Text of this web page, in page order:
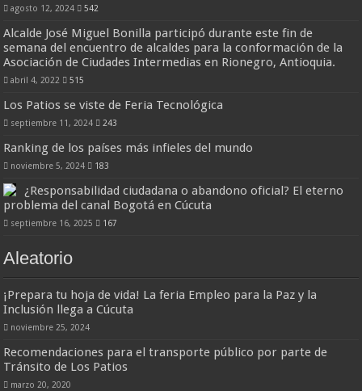
agosto 12, 2024 542
Alcalde José Miguel Bonilla participó durante este fin de
semana del encuentro de alcaldes para la conformación de la
Asociación de Ciudades Intermedias en Rionegro, Antioquia.
abril 4, 2022 515
Los Patios se viste de Feria Tecnológica
septiembre 11, 2024 243
Ranking de los países más infieles del mundo
noviembre 5, 2024 183
¿Responsabilidad ciudadana o abandono oficial? El eterno
problema del canal Bogotá en Cúcuta
septiembre 16, 2025 167
Aleatorio
¡Prepara tu hoja de vida! La feria Empleo para la Paz y la
Inclusión llega a Cúcuta
noviembre 25, 2024
Recomendaciones para el transporte público por parte de
Tránsito de Los Patios
marzo 20, 2020